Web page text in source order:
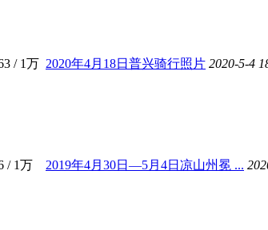
/ 1万 2020年4月18日普兴骑行照片 2020-5-4
/ 1万 2019年4月30日—5月4日凉山州冕 ...